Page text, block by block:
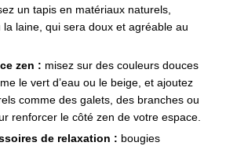
un tapis en matériaux naturels,
laine, qui sera doux et agréable au
zen : misez sur des couleurs douces
le vert d’eau ou le beige, et ajoutez
comme des galets, des branches ou
renforcer le côté zen de votre espace.
de relaxation : bougies